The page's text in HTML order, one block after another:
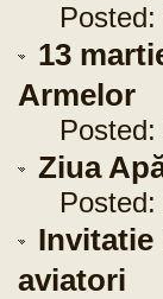
Posted:
13
Armelor
Posted:
Ziua
Posted:
Invitatie
aviatori